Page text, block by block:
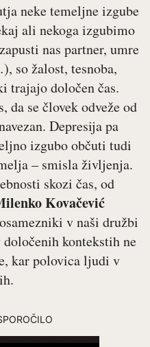
neke temeljne izgube
ali nekoga izgubimo
nas partner, umre
so žalost, tesnoba,
trajajo določen čas.
da se človek odveže od
Depresija pa
izgubo občuti tudi
– smisla življenja.
skozi čas, od
Kovačević
v naši družbi
kontekstih ne
kar polovica ljudi v